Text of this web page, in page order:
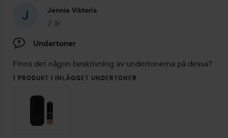
Jennie Viktoria
2 år
Inlägget skapades 2 år
Undertoner
Finns det någon beskrivning av undertonerna på dessa?
1 PRODUKT I INLÄGGET UNDERTONER